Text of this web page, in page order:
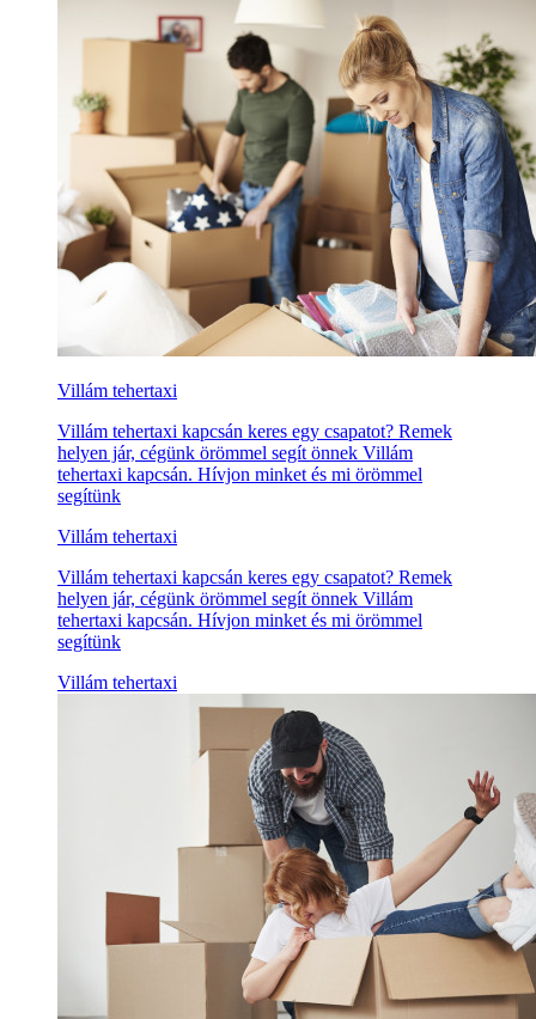
Villám tehertaxi
Villám tehertaxi kapcsán keres egy csapatot? Remek
helyen jár, cégünk örömmel segít önnek Villám
tehertaxi kapcsán. Hívjon minket és mi örömmel
segítünk
Villám tehertaxi
Villám tehertaxi kapcsán keres egy csapatot? Remek
helyen jár, cégünk örömmel segít önnek Villám
tehertaxi kapcsán. Hívjon minket és mi örömmel
segítünk
Villám tehertaxi